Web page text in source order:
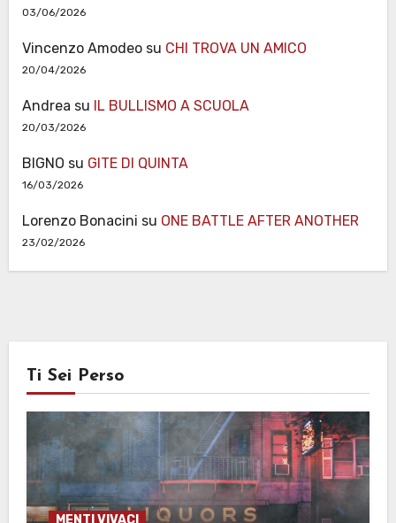
03/06/2026
Vincenzo Amodeosu CHI TROVA UN AMICO
20/04/2026
Andrea su IL BULLISMO A SCUOLA
20/03/2026
BIGNO su GITE DI QUINTA
16/03/2026
Lorenzo Bonacini su ONE BATTLE AFTER ANOTHER
23/02/2026
Ti Sei Perso
MENTI VIVACI